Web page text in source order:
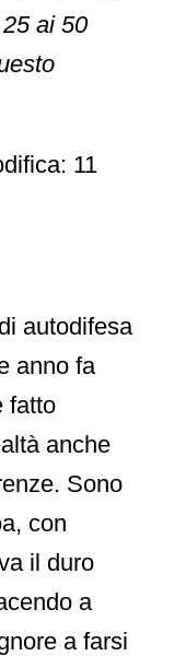
ai 50
11
autodifesa
anno fa
fatto
anche
Sono
con
il duro
a
a farsi